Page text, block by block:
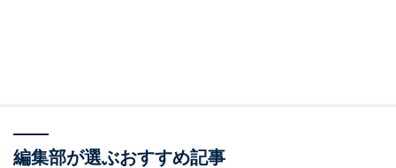
編集部が選ぶおすすめ記事